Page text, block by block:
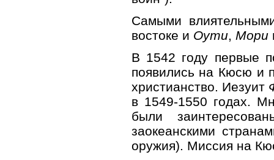
Самыми
востоке и Оути, Мори
В 1542 году первые
появились на Кюсю и
христианство. Иезуит
в 1549-1550 годах.
были
заокеанскими
оружия). Миссия на